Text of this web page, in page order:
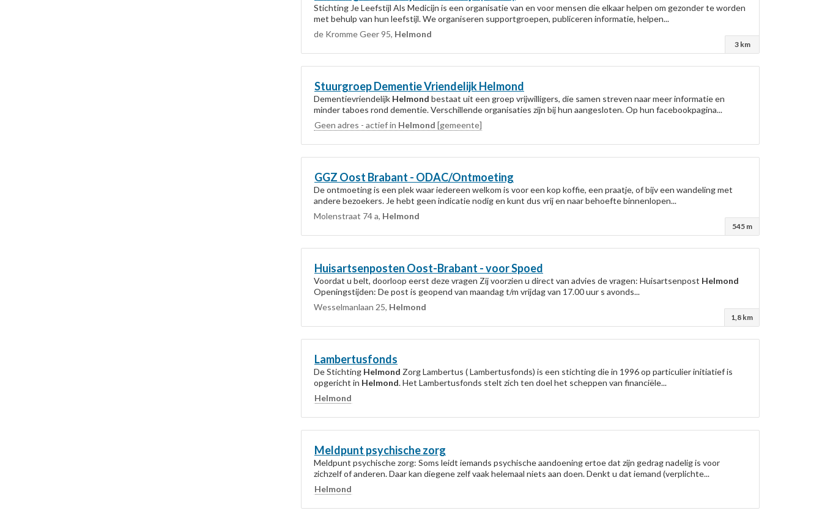
Stichting Je Leefstijl Als Medicijn is een organisatie van en voor mensen die elkaar helpen om gezonder te worden
met behulp van hun leefstijl. We organiseren supportgroepen, publiceren informatie, helpen...
de Kromme Geer 95, Helmond
3 km
Stuurgroep Dementie VriendelijkHelmond
Dementievriendelijk Helmond bestaat uit een groep vrijwilligers, die samen streven naar meer informatie en
minder taboes rond dementie. Verschillende organisaties zijn bij hun aangesloten. Op hun facebookpagina...
Geen adres - actief in Helmond [gemeente]
GGZ Oost Brabant - ODAC/Ontmoeting
De ontmoeting is een plek waar iedereen welkom is voor een kop koffie, een praatje, of bijv een wandeling met
andere bezoekers. Je hebt geen indicatie nodig en kunt dus vrij en naar behoefte binnenlopen...
Molenstraat 74 a, Helmond
545 m
Huisartsenposten Oost-Brabant - voor Spoed
Voordat u belt, doorloop eerst deze vragen Zij voorzien u direct van advies de vragen: Huisartsenpost Helmond
Openingstijden: De post is geopend van maandag t/m vrijdag van 17.00 uur s avonds...
Wesselmanlaan 25, Helmond
1,8 km
Lambertusfonds
De Stichting Helmond Zorg Lambertus ( Lambertusfonds) is een stichting die in 1996 op particulier initiatief is
opgericht in Helmond. Het Lambertusfonds stelt zich ten doel het scheppen van financiële...
Helmond
Meldpunt psychische zorg
Meldpunt psychische zorg: Soms leidt iemands psychische aandoening ertoe dat zijn gedrag nadelig is voor
zichzelf of anderen. Daar kan diegene zelf vaak helemaal niets aan doen. Denkt u dat iemand (verplichte...
Helmond